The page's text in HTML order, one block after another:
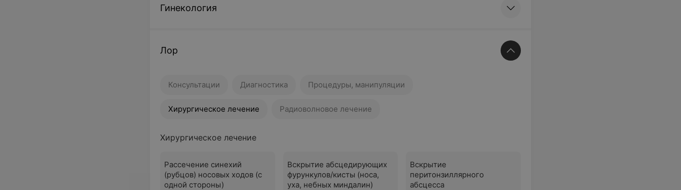
Гинекология
Лор
Консультации Диагностика Процедуры, манипуляции
Хирургическое лечение Радиоволновое лечение
Хирургическое лечение
Рассечение синехий
(рубцов) носовых ходов (с
одной стороны)
Вскрытие абсцедирующих
фурункулов/кисты (носа,
уха, небных миндалин)
Вскрытие
перитонзиллярного
абсцесса